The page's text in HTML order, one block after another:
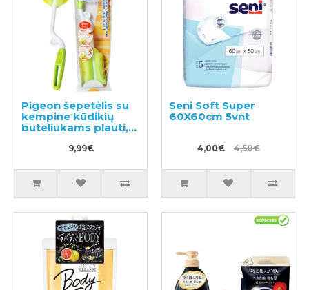
Pigeon šepetėlis su
kempine kūdikių
buteliukams plauti,
9,99€
Seni Soft Super
60X60cm 5vnt
4,00€ 4,50€